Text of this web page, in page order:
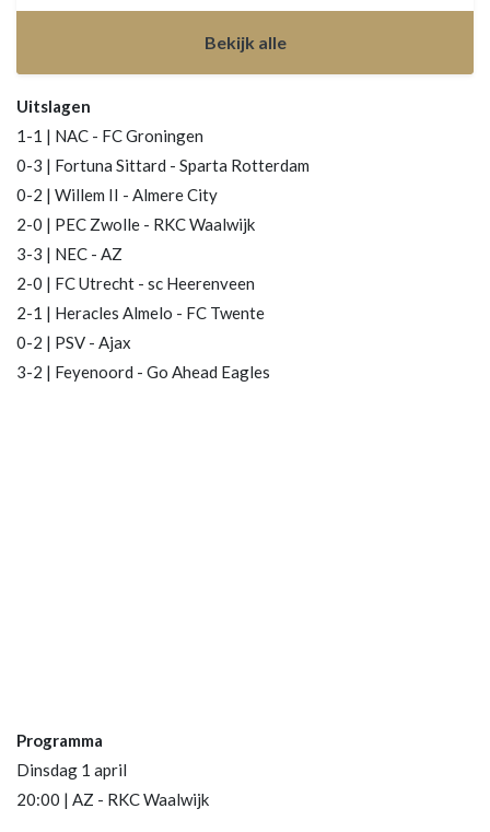
Bekijk alle
Uitslagen
1-1 | NAC - FC Groningen
0-3 | Fortuna Sittard - Sparta Rotterdam
0-2 | Willem II - Almere City
2-0 | PEC Zwolle - RKC Waalwijk
3-3 | NEC - AZ
2-0 | FC Utrecht - sc Heerenveen
2-1 | Heracles Almelo - FC Twente
0-2 | PSV - Ajax
3-2 | Feyenoord - Go Ahead Eagles
Programma
Dinsdag 1 april
20:00 | AZ - RKC Waalwijk